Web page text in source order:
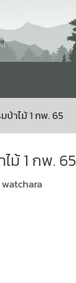
ป่าไม้ 1 กพ. 65
ม้ 1 กพ. 65
watchara